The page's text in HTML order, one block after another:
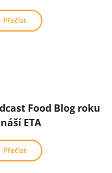
Přečíst
Food Blog roku
ETA
Přečíst